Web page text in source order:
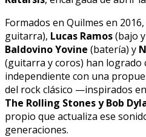
Formados en Quilmes en 2016,
guitarra), Lucas Ramos(bajo
Baldovino Yovine (batería) y
(guitarra y coros) han logrado
independiente con una
del rock clásico —inspirados
The Rolling Stones y Bob
propio que actualiza ese
generaciones.